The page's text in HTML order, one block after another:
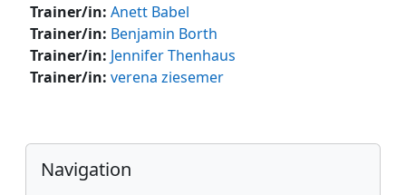
Trainer/in: Anett Babel
Trainer/in: Benjamin Borth
Trainer/in: Jennifer Thenhaus
Trainer/in: verena ziesemer
Blöcke
Navigation überspringen
Navigation